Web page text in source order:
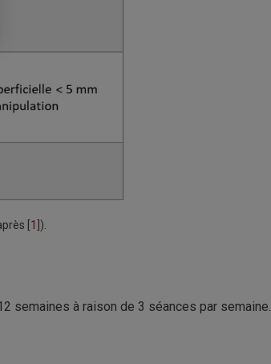
[ 1 ]).
semaines à raison de 3 séances par semaine.